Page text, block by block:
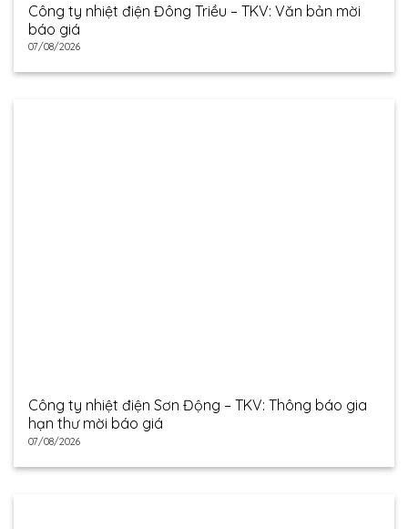
Công ty nhiệt điện Đông Triều – TKV: Văn bản mời
báo giá
07/08/2026
Công ty nhiệt điện Sơn Động – TKV: Thông báo gia
hạn thư mời báo giá
07/08/2026